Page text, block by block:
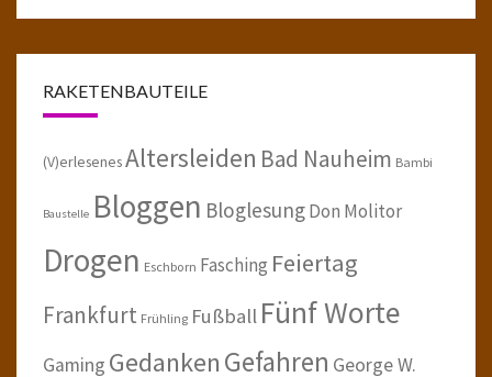
RAKETENBAUTEILE
(V)erlesenesAltersleiden Bad Nauheim Bambi
Baustelle Bloggen BloglesungDon Molitor
Drogen Eschborn Fasching Feiertag
Frankfurt Frühling Fußball Fünf Worte
Gaming GedankenGefahren George W.